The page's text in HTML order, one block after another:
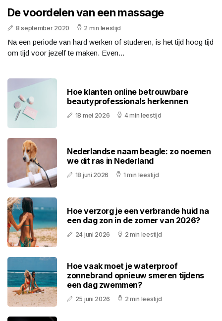
De voordelen van een massage
8 september 2020 2 min leestijd
Na een periode van hard werken of studeren, is het tijd hoog tijd
om tijd voor jezelf te maken. Even...
Hoe klanten online betrouwbare
beautyprofessionals herkennen
18 mei 2026 4 min leestijd
Nederlandse naam beagle: zo noemen
we dit ras in Nederland
18 juni 2026 1 min leestijd
Hoe verzorg je een verbrande huid na
een dag zon in de zomer van 2026?
24 juni 2026 2 min leestijd
Hoe vaak moet je waterproof
zonnebrand opnieuw smeren tijdens
een dag zwemmen?
25 juni 2026 2 min leestijd